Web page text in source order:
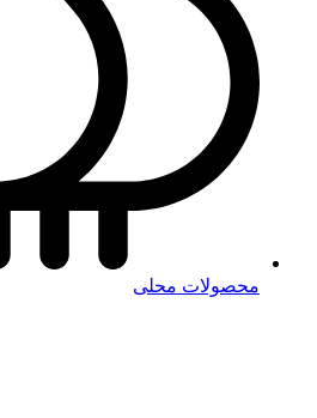
محصولات محلی